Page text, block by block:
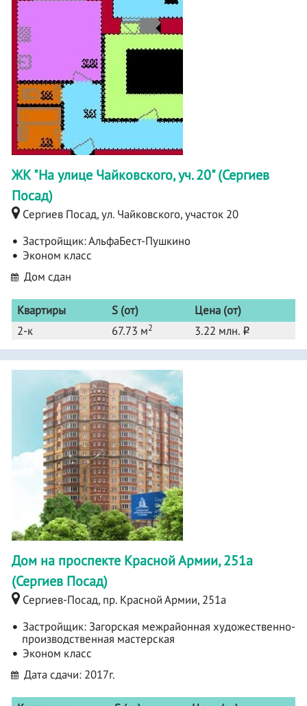
ЖК "На улице Чайковского, уч. 20" (Сергиев
Посад)
Сергиев Посад, ул. Чайковского, участок 20
Застройщик:АльфаБест-Пушкино
Эконом класс
Дом сдан
Квартиры S (от)
Цена (от)
2-к
67.73 м2 3.22 млн. o
Дом на проспекте Красной Армии, 251а
(Сергиев Посад)
Сергиев-Посад, пр. Красной Армии, 251а
Застройщик:Загорская межрайонная художественно-
производственная мастерская
Эконом класс
Дата сдачи: 2017г.